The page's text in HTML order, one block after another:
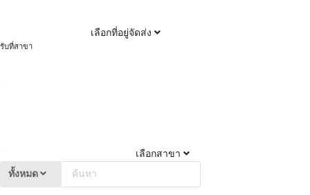
เลือกที่อยู่จัดส่ง
รับที่สาขา
เลือกสาขา
ทั้งหมด